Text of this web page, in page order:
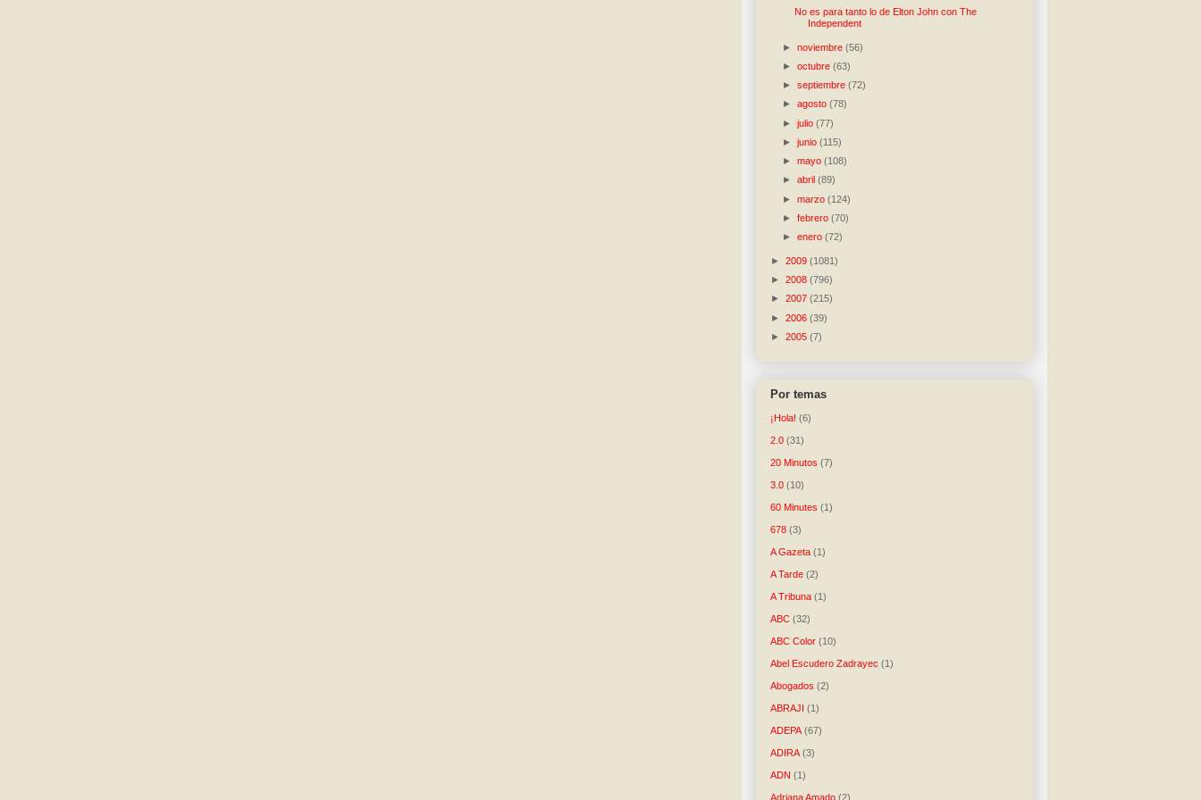
No es para tanto lo de Elton John con The
Independent
►noviembre(56)
►octubre(63)
►septiembre(72)
►agosto(78)
►julio(77)
►junio(115)
►mayo(108)
►abril(89)
►marzo(124)
►febrero(70)
►enero(72)
► 2009 (1081)
► 2008 (796)
► 2007 (215)
► 2006 (39)
► 2005 (7)
Por temas
¡Hola! (6)
2.0 (31)
20 Minutos (7)
3.0 (10)
60 Minutes (1)
678 (3)
A Gazeta (1)
A Tarde (2)
A Tribuna (1)
ABC (32)
ABC Color (10)
Abel Escudero Zadrayec (1)
Abogados (2)
ABRAJI (1)
ADEPA (67)
ADIRA (3)
ADN (1)
Adriana Amado (2)